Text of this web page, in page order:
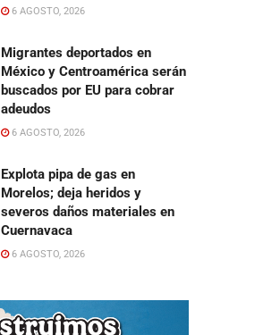
6 AGOSTO, 2026
Migrantes deportados en
México y Centroamérica serán
buscados por EU para cobrar
adeudos
6 AGOSTO, 2026
Explota pipa de gas en
Morelos; deja heridos y
severos daños materiales en
Cuernavaca
6 AGOSTO, 2026